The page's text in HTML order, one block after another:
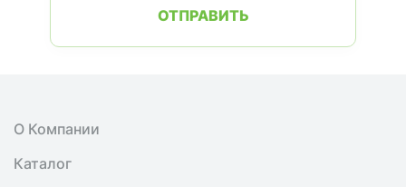
ОТПРАВИТЬ
О Компании
Каталог